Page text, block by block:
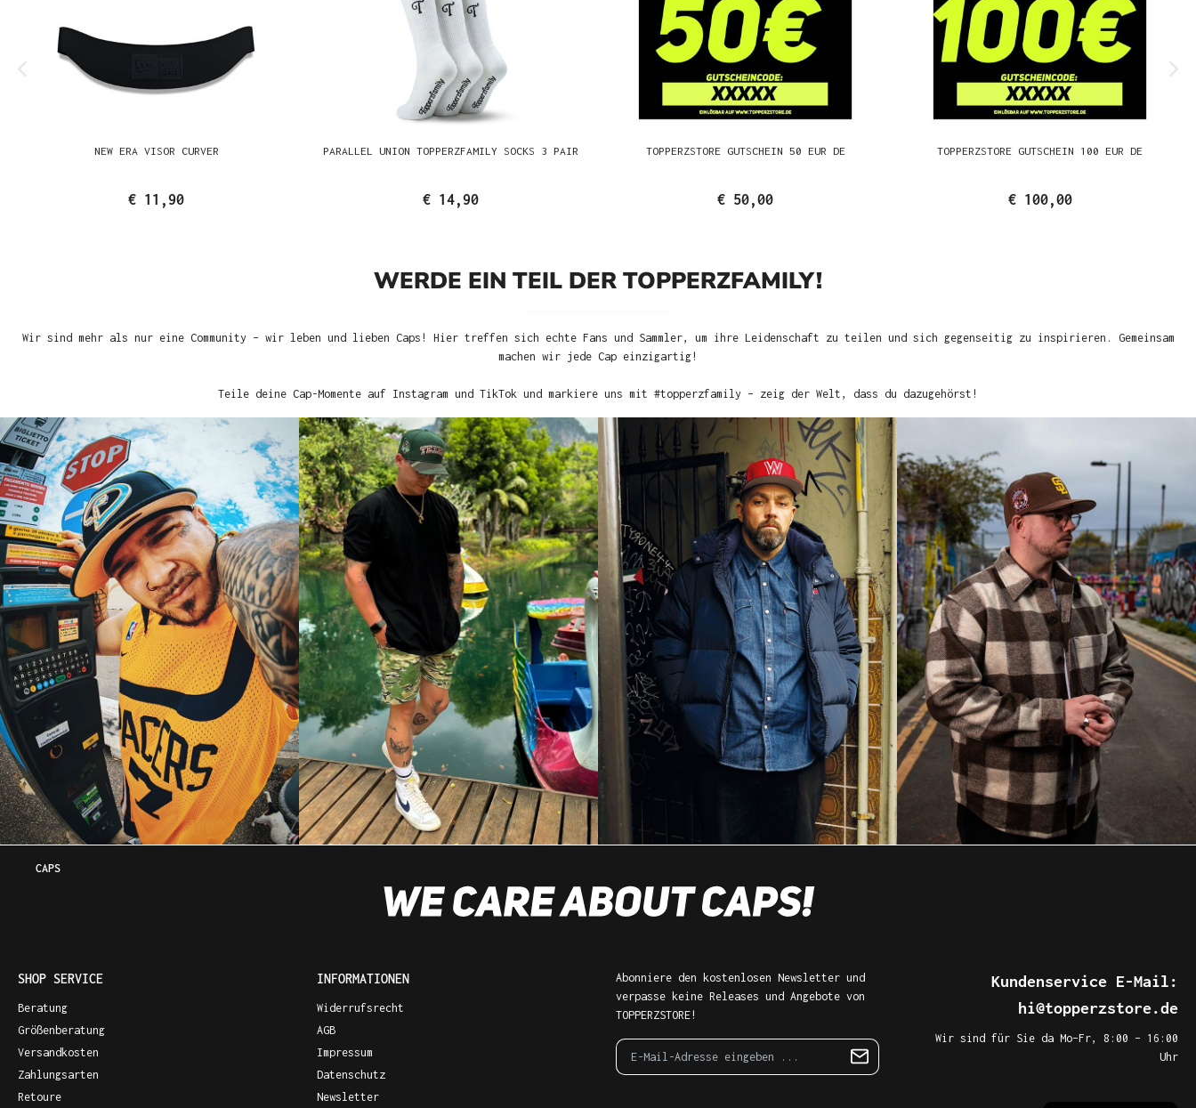
NEW ERA VISOR CURVER
€ 11,90
PARALLEL UNION TOPPERZFAMILY SOCKS 3 PAIR
€ 14,90
TOPPERZSTORE GUTSCHEIN 50 EUR DE
€ 50,00
TOPPERZSTORE GUTSCHEIN 100 EUR DE
€ 100,00
WERDE EIN TEIL DER TOPPERZFAMILY!
Wir sind mehr als nur eine Community – wir leben und lieben Caps! Hier treffen sich echte Fans und Sammler, um ihre Leidenschaft zu teilen und sich gegenseitig zu inspirieren. Gemeinsam
machen wir jede Cap einzigartig!
Teile deine Cap-Momente auf Instagram und TikTok und markiere uns mit #topperzfamily – zeig der Welt, dass du dazugehörst!
CAPS
SHOP SERVICE
Beratung
Größenberatung
Versandkosten
Zahlungsarten
Retoure
INFORMATIONEN
Widerrufsrecht
AGB
Impressum
Datenschutz
Newsletter
Abonniere den kostenlosen Newsletter und
verpasse keine Releases und Angebote von
TOPPERZSTORE!
Kundenservice E-Mail:
hi@topperzstore.de
Wir sind für Sie da Mo–Fr, 8:00 – 16:00
Uhr